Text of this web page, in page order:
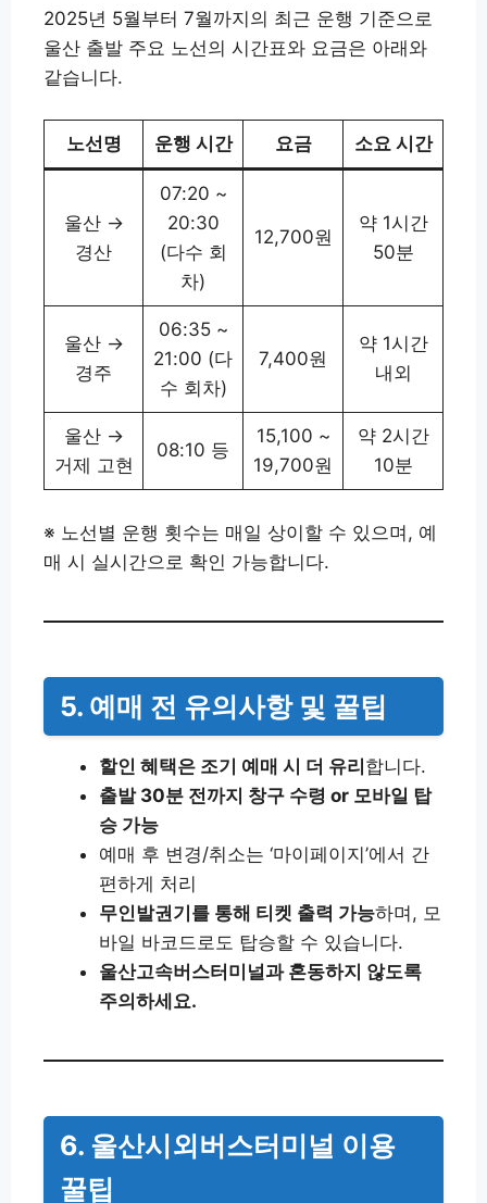
2025년 5월부터 7월까지의 최근 운행 기준으로
울산 출발 주요 노선의 시간표와 요금은 아래와
같습니다.
노선명 운행 시간 요금 소요 시간
울산 →
경산
07:20 ~
20:30
(다수 회
차)
12,700원
약 1시간
50분
울산 →
경주
06:35 ~
21:00 (다
수 회차)
7,400원
약 1시간
내외
울산 →
거제 고현
08:10 등
15,100 ~
19,700원
약 2시간
10분
※ 노선별 운행 횟수는 매일 상이할 수 있으며, 예
매 시 실시간으로 확인 가능합니다.
5. 예매 전 유의사항 및 꿀팁
할인 혜택은 조기 예매 시 더 유리합니다.
출발 30분 전까지 창구 수령 or 모바일 탑
승 가능
예매 후 변경/취소는 ‘마이페이지’에서 간
편하게 처리
무인발권기를 통해 티켓 출력 가능하며, 모
바일 바코드로도 탑승할 수 있습니다.
울산고속버스터미널과 혼동하지 않도록
주의하세요.
6. 울산시외버스터미널 이용
꿀팁